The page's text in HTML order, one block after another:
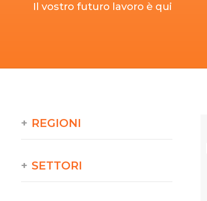
Il vostro futuro lavoro è qui
REGIONI
SETTORI